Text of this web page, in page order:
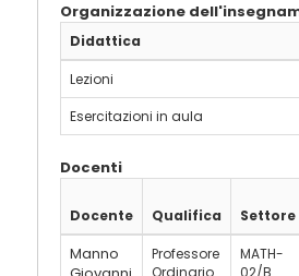
Organizzazione
Didattica
Lezioni
Esercitazioni in aula
Docenti
Docente Qualifica Settore
Manno
Professore
Ordinario
MATH-
02/B